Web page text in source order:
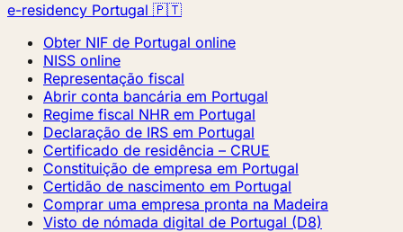
e-residency Portugal 🇵🇹
Obter NIF de Portugal online
NISS online
Representação fiscal
Abrir conta bancária em Portugal
Regime fiscal NHR em Portugal
Declaração de IRS em Portugal
Certificado de residência – CRUE
Constituição de empresa em Portugal
Certidão de nascimento em Portugal
Comprar uma empresa pronta na Madeira
Visto de nómada digital de Portugal (D8)